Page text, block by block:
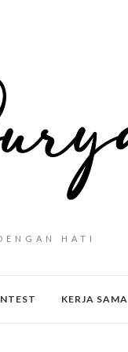
HATI
KERJA SAMA